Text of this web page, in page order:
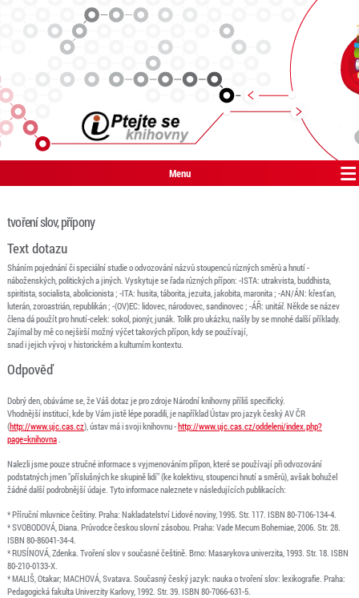
Menu
tvoření slov, přípony
Text dotazu
Sháním pojednání či speciální studie o odvozování názvů stoupenců různých směrů a hnutí -
náboženských, politických a jiných. Vyskytuje se řada různých přípon: -ISTA: utrakvista, buddhista,
spiritista, socialista, abolicionista ; -ITA: husita, táborita, jezuita, jakobita, maronita ; -AN/ÁN: křesťan,
luterán, zoroastrián, republikán ; -(OV)EC: lidovec, národovec, sandinovec ; -ÁŘ: unitář. Někde se název
člena dá použít pro hnutí-celek: sokol, pionýr, junák. Tolik pro ukázku, našly by se mnohé další příklady.
Zajímal by mě co nejširší možný výčet takových přípon, kdy se používají,
snad i jejich vývoj v historickém a kulturním kontextu.
Odpověď
Dobrý den, obáváme se, že Váš dotaz je pro zdroje Národní knihovny příliš specifický.
Vhodnější institucí, kde by Vám jistě lépe poradili, je například Ústav pro jazyk český AV ČR
(http://www.ujc.cas.cz), ústav má i svoji knihovnu -http://www.ujc.cas.cz/oddeleni/index.php?
page=knihovna.
Nalezli jsme pouze stručné informace s vyjmenováním přípon, které se používají při odvozování
podstatných jmen "příslušných ke skupině lidí" (ke kolektivu, stoupenci hnutí a směrů), avšak bohužel
žádné další podrobnější údaje. Tyto informace naleznete v následujících publikacích:
* Příruční mluvnice češtiny. Praha: Nakladatelství Lidové noviny, 1995. Str. 117. ISBN 80-7106-134-4.
* SVOBODOVÁ, Diana. Průvodce českou slovní zásobou. Praha: Vade Mecum Bohemiae, 2006. Str. 28.
ISBN 80-86041-34-4.
* RUSÍNOVÁ, Zdenka. Tvoření slov v současné češtině. Brno: Masarykova univerzita, 1993. Str. 18. ISBN
80-210-0133-X.
* MALIŠ, Otakar; MACHOVÁ, Svatava. Současný český jazyk: nauka o tvoření slov: lexikografie. Praha:
Pedagogická fakulta Univerzity Karlovy, 1992. Str. 39. ISBN 80-7066-631-5.